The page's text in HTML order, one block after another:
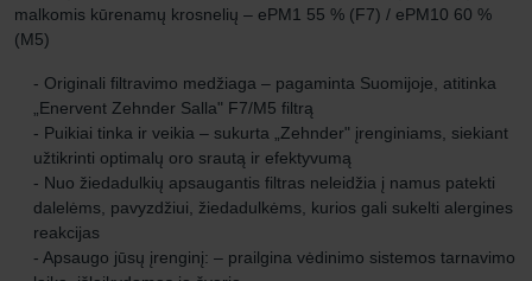
malkomis kūrenamų krosnelių – ePM1 55 % (F7) / ePM10 60 %
(M5)
- Originali filtravimo medžiaga – pagaminta Suomijoje, atitinka
„Enervent Zehnder Salla" F7/M5 filtrą
- Puikiai tinka ir veikia – sukurta „Zehnder" įrenginiams, siekiant
užtikrinti optimalų oro srautą ir efektyvumą
- Nuo žiedadulkių apsaugantis filtras neleidžia į namus patekti
dalelėms, pavyzdžiui, žiedadulkėms, kurios gali sukelti alergines
reakcijas
- Apsaugo jūsų įrenginį: – prailgina vėdinimo sistemos tarnavimo